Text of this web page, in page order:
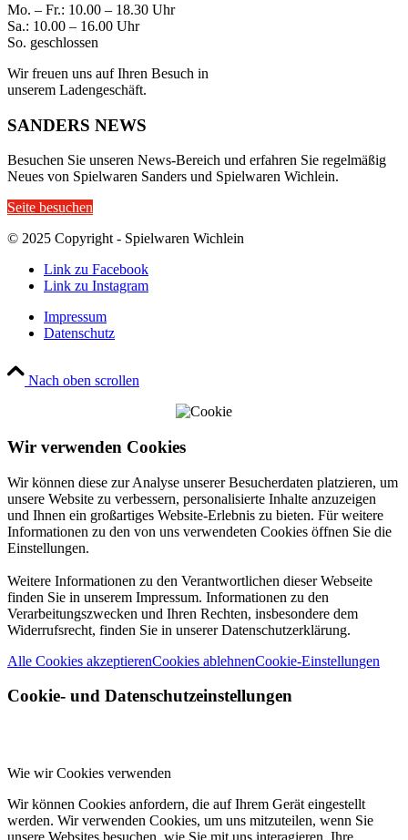
Mo. – Fr.: 10.00 – 18.30 Uhr
Sa.: 10.00 – 16.00 Uhr
So. geschlossen
Wir freuen uns auf Ihren Besuch in
unserem Ladengeschäft.
SANDERS NEWS
Besuchen Sie unseren News-Bereich und erfahren Sie regelmäßig
Neues von Spielwaren Sanders und Spielwaren Wichlein.
Seite besuchen
© 2025 Copyright - Spielwaren Wichlein
Link zu Facebook
Link zu Instagram
Impressum
Datenschutz
Nach oben scrollen
Wir verwenden Cookies
Wir können diese zur Analyse unserer Besucherdaten platzieren, um
unsere Website zu verbessern, personalisierte Inhalte anzuzeigen
und Ihnen ein großartiges Website-Erlebnis zu bieten. Für weitere
Informationen zu den von uns verwendeten Cookies öffnen Sie die
Einstellungen.
Weitere Informationen zu den Verantwortlichen dieser Webseite
finden Sie in unserem Impressum. Informationen zu den
Verarbeitungszwecken und Ihren Rechten, insbesondere dem
Widerrufsrecht, finden Sie in unserer Datenschutzerklärung.
Alle Cookies akzeptierenCookies ablehnenCookie-Einstellungen
Cookie- und Datenschutzeinstellungen
Wie wir Cookies verwenden
Wir können Cookies anfordern, die auf Ihrem Gerät eingestellt
werden. Wir verwenden Cookies, um uns mitzuteilen, wenn Sie
unsere Websites besuchen, wie Sie mit uns interagieren, Ihre